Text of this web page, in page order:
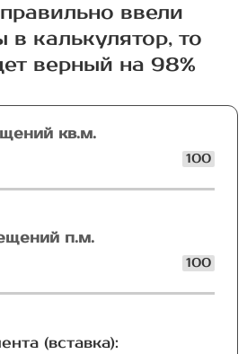
ввели
в калькулятор, то
верный на 98%
кв.м.
100
п.м.
100
(вставка):